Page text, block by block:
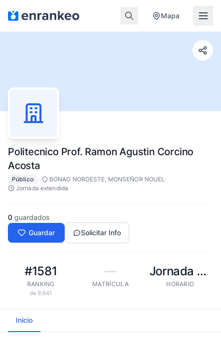
Mapa
Politecnico Prof. Ramon Agustin Corcino
Acosta
Público ·· BONAO NORDESTE, MONSEÑOR NOUEL·
Jornada extendida
0 guardados
Guardar
Solicitar Info
#1581
RANKING
de 9,641
—
MATRÍCULA
Jornada extendida
HORARIO
Inicio